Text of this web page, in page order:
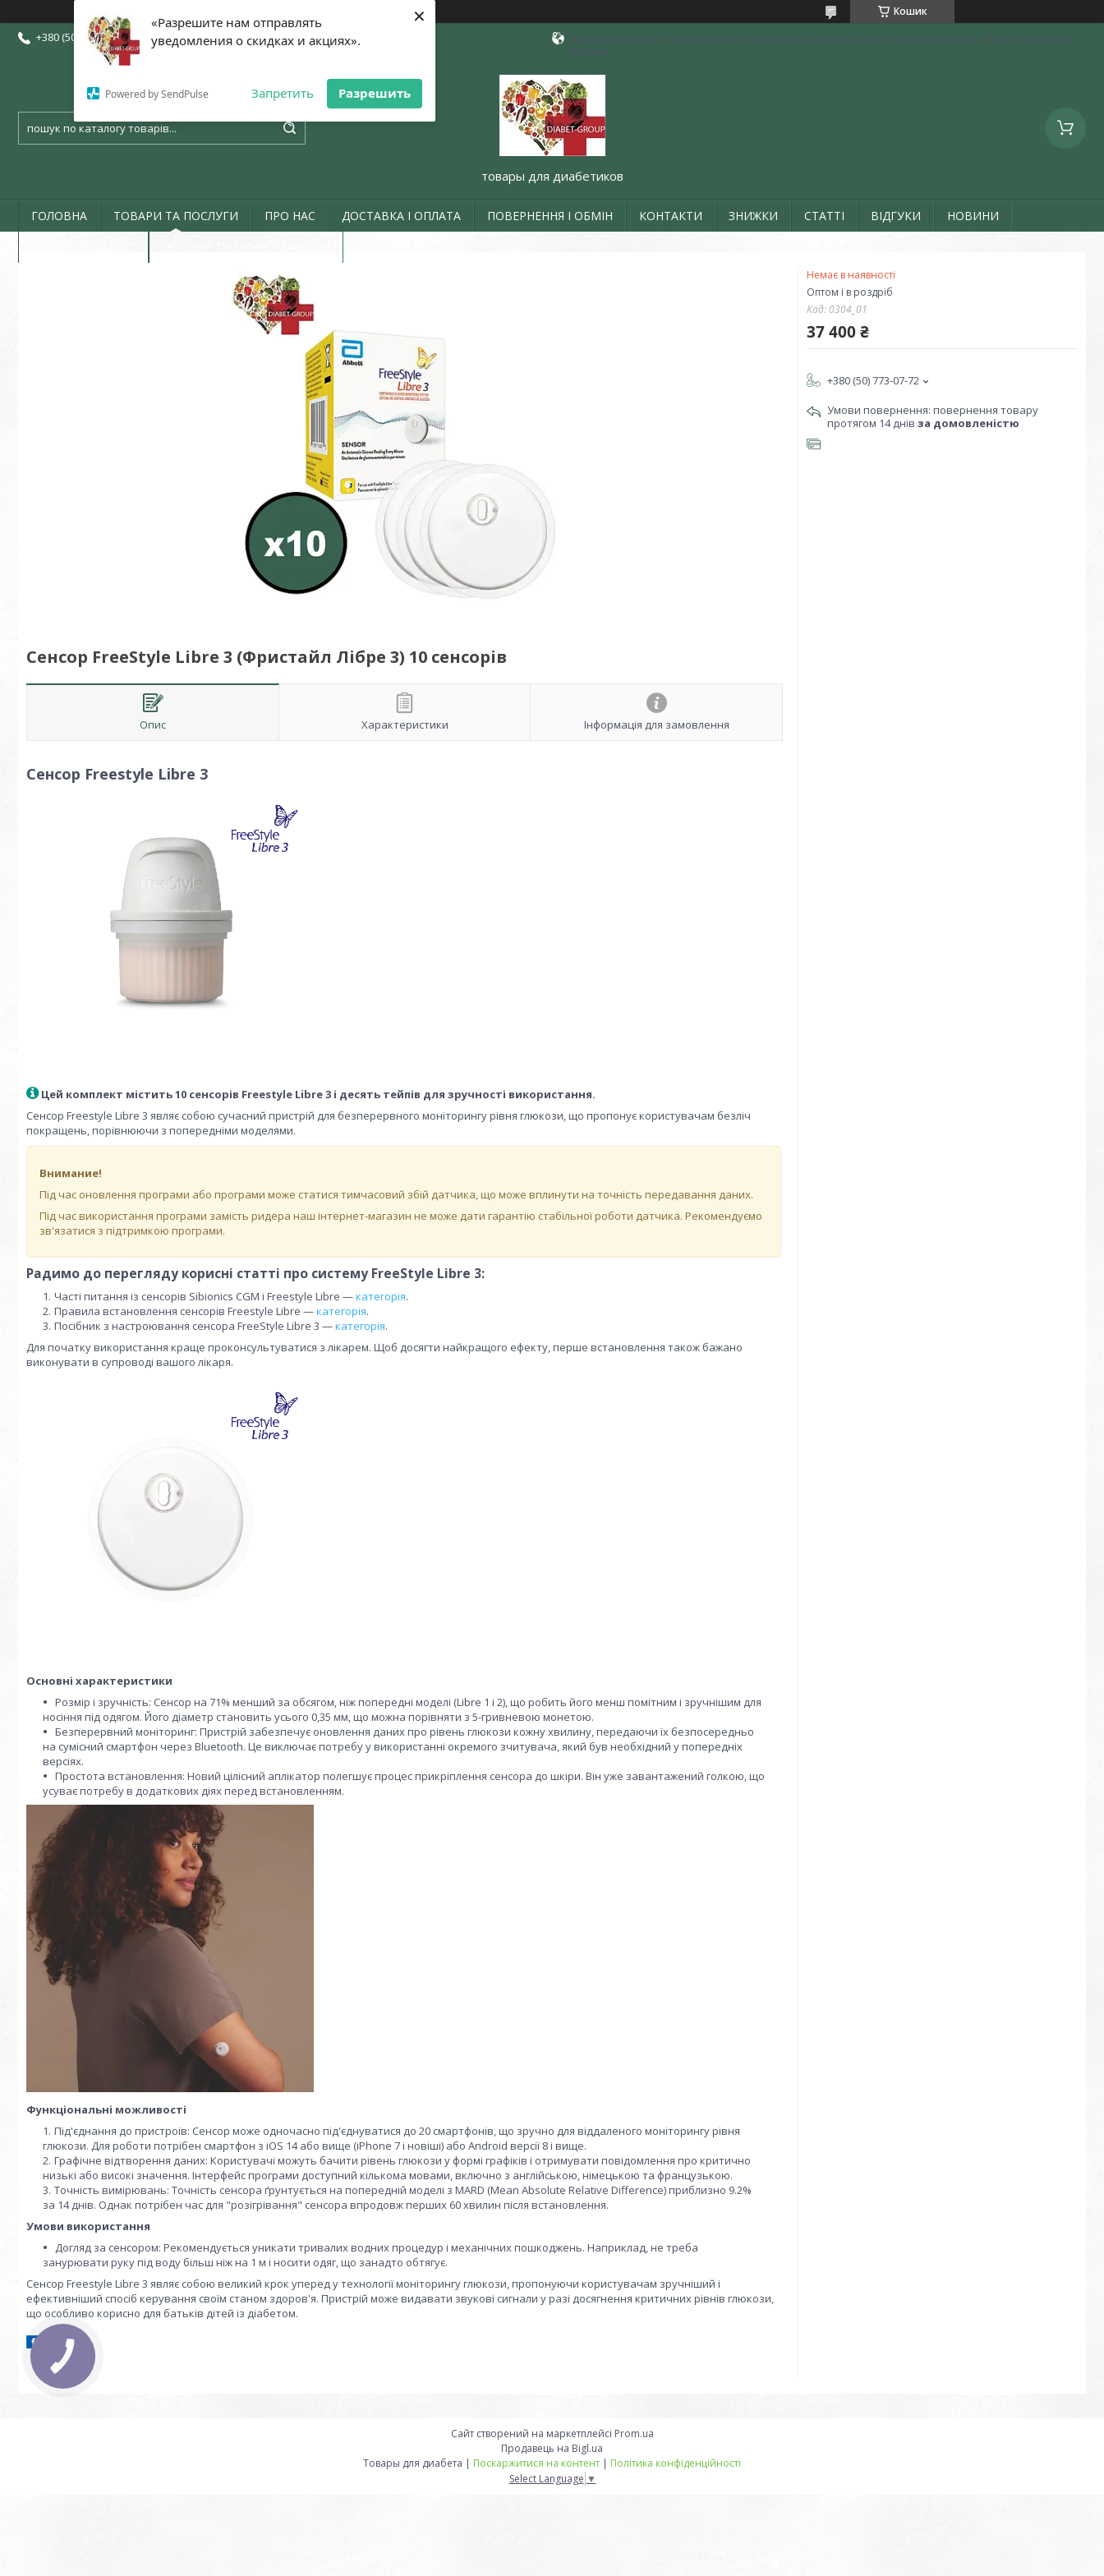
«Разрешите нам отправлять
уведомления о скидках и акциях».
Powered by SendPulse Запретить Разрешить
× Кошик
+380 (50) 773-07-72 +380 (73) 773-07-72 +380 (97) 773-07-72
товары для диабетиков
ГОЛОВНА ТОВАРИ ТА ПОСЛУГИ ПРО НАС ДОСТАВКА І ОПЛАТА ПОВЕРНЕННЯ І ОБМІН КОНТАКТИ ЗНИЖКИ СТАТТІ ВІДГУКИ
НОВИНИ
Сенсор FreeStyle Libre 3 (Фристайл Лібре 3) 10 сенсорів
Опис Характеристики Інформація для замовлення
Сенсор Freestyle Libre 3
Цей комплект містить 10 сенсорів Freestyle Libre 3 і десять тейпів для зручності використання.
Сенсор Freestyle Libre 3 являє собою сучасний пристрій для безперервного моніторингу рівня глюкози, що пропонує користувачам безліч
покращень, порівнюючи з попередніми моделями.
Внимание!
Під час оновлення програми або програми може статися тимчасовий збій датчика, що може вплинути на точність передавання даних.
Під час використання програми замість ридера наш інтернет-магазин не може дати гарантію стабільної роботи датчика. Рекомендуємо
зв'язатися з підтримкою програми.
Радимо до перегляду корисні статті про систему FreeStyle Libre 3:
Часті питання із сенсорів Sibionics CGM і Freestyle Libre —категорія.
Правила встановлення сенсорів Freestyle Libre —категорія.
Посібник з настроювання сенсора FreeStyle Libre 3 —категорія.
Для початку використання краще проконсультуватися з лікарем. Щоб досягти найкращого ефекту, перше встановлення також бажано
виконувати в супроводі вашого лікаря.
Основні характеристики
Розмір і зручність: Сенсор на 71% менший за обсягом, ніж попередні моделі (Libre 1 і 2), що робить його менш помітним і зручнішим для
носіння під одягом. Його діаметр становить усього 0,35 мм, що можна порівняти з 5-гривневою монетою.
Безперервний моніторинг: Пристрій забезпечує оновлення даних про рівень глюкози кожну хвилину, передаючи їх безпосередньо
на сумісний смартфон через Bluetooth. Це виключає потребу у використанні окремого зчитувача, який був необхідний у попередніх
версіях.
Простота встановлення: Новий цілісний аплікатор полегшує процес прикріплення сенсора до шкіри. Він уже завантажений голкою, що
усуває потребу в додаткових діях перед встановленням.
Функціональні можливості
Під'єднання до пристроїв: Сенсор може одночасно під'єднуватися до 20 смартфонів, що зручно для віддаленого моніторингу рівня
глюкози. Для роботи потрібен смартфон з iOS 14 або вище (iPhone 7 і новіші) або Android версії 8 і вище.
Графічне відтворення даних: Користувачі можуть бачити рівень глюкози у формі графіків і отримувати повідомлення про критично
низькі або високі значення. Інтерфейс програми доступний кількома мовами, включно з англійською, німецькою та французькою.
Точність вимірювань: Точність сенсора ґрунтується на попередній моделі з MARD (Mean Absolute Relative Difference) приблизно 9.2%
за 14 днів. Однак потрібен час для "розігрівання" сенсора впродовж перших 60 хвилин після встановлення.
Умови використання
Догляд за сенсором: Рекомендується уникати тривалих водних процедур і механічних пошкоджень. Наприклад, не треба
занурювати руку під воду більш ніж на 1 м і носити одяг, що занадто обтягує.
Сенсор Freestyle Libre 3 являє собою великий крок уперед у технології моніторингу глюкози, пропонуючи користувачам зручніший і
ефективніший спосіб керування своїм станом здоров'я. Пристрій може видавати звукові сигнали у разі досягнення критичних рівнів глюкози,
що особливо корисно для батьків дітей із діабетом.
Немає в наявності
Оптом і в роздріб
Код: 0304_01
37 400 ₴
+380 (50) 773-07-72
повернення товару
протягом 14 днів за домовленістю
Сайт створений на маркетплейсі Prom.ua
Продавець на Bigl.ua
Товары для диабета | Поскаржитися на контент | Політика конфіденційності
Select Language ▼